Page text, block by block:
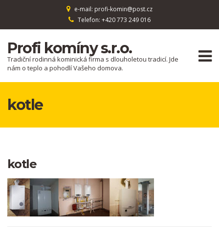
e-mail: profi-komin@post.cz
Telefon: +420 773 249 016
Profi komíny s.r.o.
Tradiční rodinná kominická firma s dlouholetou tradicí. Jde
nám o teplo a pohodlí Vašeho domova.
kotle
kotle